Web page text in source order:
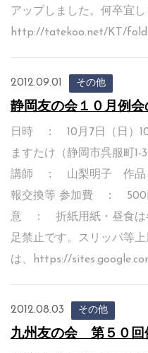
アップしました。何卒宜
http://tatekoo.net/KT/
2012.09.01 その他
静岡友の会１０月例
日時 ： 10月7日（日）
ますたけ（静岡市呉服
講師 ： 山梨明子 作
報交換等 参加費 ： 500
意 ： 折紙用紙・昼食は
足禁止です。スリッパ等
は、https://
2012.08.03 その他
九州友の会 第５０回